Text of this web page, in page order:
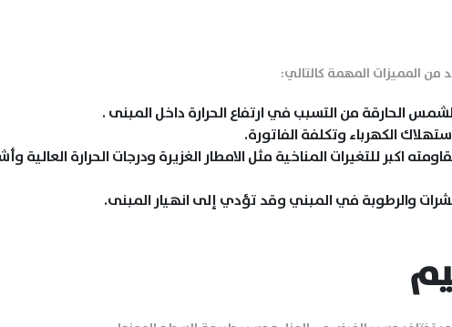
المميزات المهمة كالتالي:
الحارقة من التسبب في ارتفاع الحرارة داخل المبنى .
الكهرباء وتكلفة الفاتورة.
اكبر للتغيرات المناخية مثل الامطار الغزيرة ودرجات الحرارة
والرطوبة في المبني وقد تؤدي إلى انهيار المبنى.